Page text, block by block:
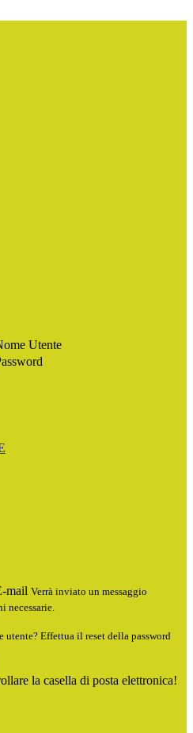
Utente
mail Verrà inviato un messaggio
necessarie.
utente? Effettua il reset della password
la casella di posta elettronica!